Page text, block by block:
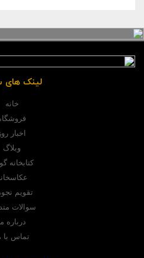
لینک های
خانه
اخبار روز
وبلاگ
کتابخانه
تقویم
سوالات
درباره
تماس با